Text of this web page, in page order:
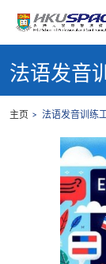
content
start法语发音
主页 法语发音训练